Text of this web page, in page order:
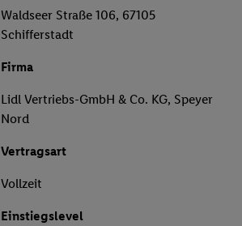
Waldseer Straße 106, 67105
Schifferstadt
Firma
Lidl Vertriebs-GmbH & Co. KG, Speyer
Nord
Vertragsart
Vollzeit
Einstiegslevel